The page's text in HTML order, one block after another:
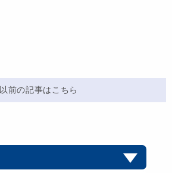
以前の記事はこちら